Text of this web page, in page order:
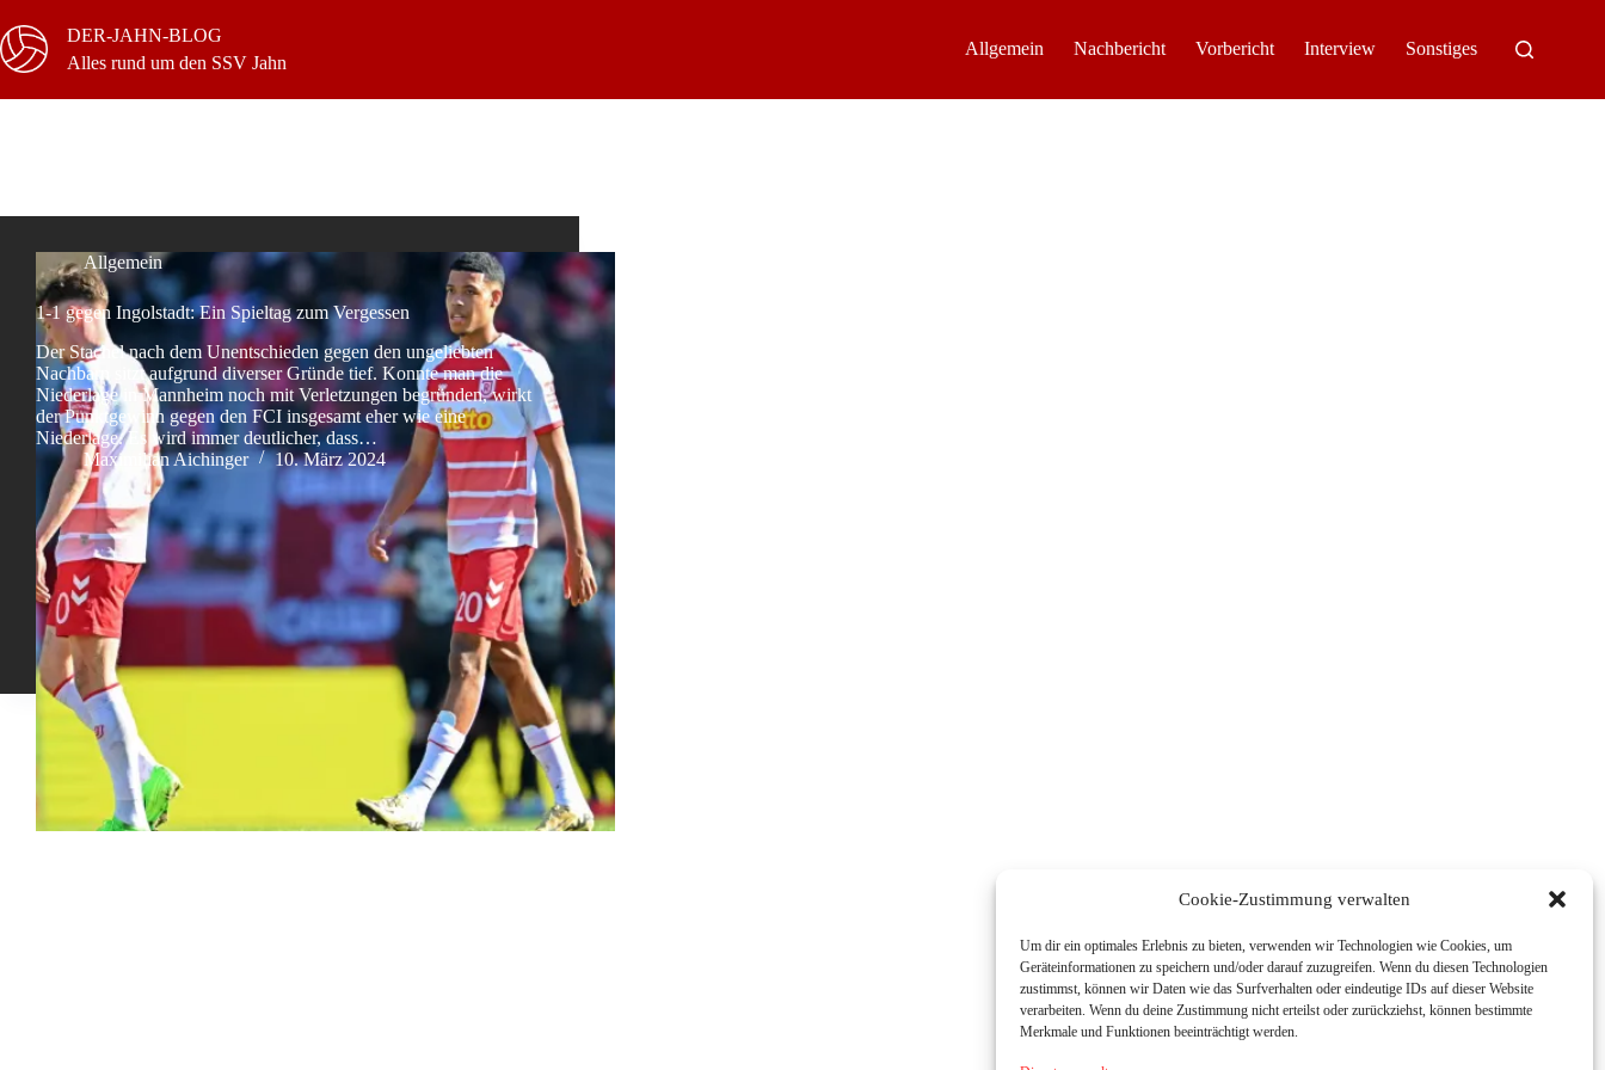
Cookie-Zustimmung verwalten
Um dir ein optimales Erlebnis zu bieten, verwenden wir Technologien wie Cookies, um
Geräteinformationen zu speichern und/oder darauf zuzugreifen. Wenn du diesen Technologien
zustimmst, können wir Daten wie das Surfverhalten oder eindeutige IDs auf dieser Website
verarbeiten. Wenn du deine Zustimmung nicht erteilst oder zurückziehst, können bestimmte
Merkmale und Funktionen beeinträchtigt werden.
Inhalt
springen
DER-JAHN-BLOG
Alles rund um den SSV Jahn
Allgemein Nachbericht Vorbericht Interview Sonstiges
Allgemein
1-1 gegen Ingolstadt: Ein Spieltag zum Vergessen
Der Stachel nach dem Unentschieden gegen den ungeliebten
Nachbarn sitzt aufgrund diverser Gründe tief. Konnte man die
Niederlage in Mannheim noch mit Verletzungen begründen, wirkt
der Punktgewinn gegen den FCI insgesamt eher wie eine
Niederlage. Es wird immer deutlicher, dass…
Maximilian Aichinger
10. März 2024